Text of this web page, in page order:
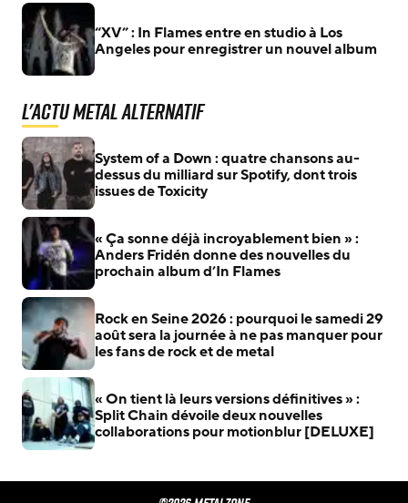
“XV” : In Flames entre en studio à Los
Angeles pour enregistrer un nouvel album
L'actu Metal Alternatif
System of a Down : quatre chansons au-
dessus du milliard sur Spotify, dont trois
issues de Toxicity
« Ça sonne déjà incroyablement bien » :
Anders Fridén donne des nouvelles du
prochain album d’In Flames
Rock en Seine 2026 : pourquoi le samedi 29
août sera la journée à ne pas manquer pour
les fans de rock et de metal
« On tient là leurs versions définitives » :
Split Chain dévoile deux nouvelles
collaborations pour motionblur [DELUXE]